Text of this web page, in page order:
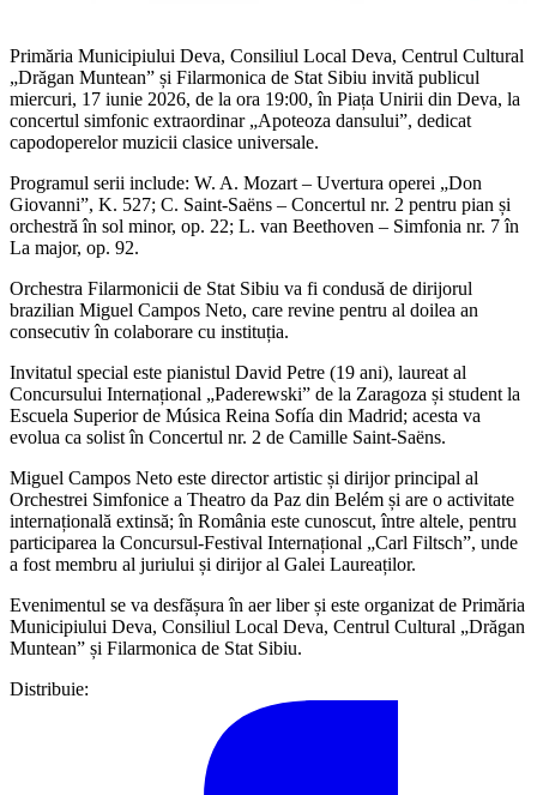
Primăria Municipiului Deva, Consiliul Local Deva, Centrul Cultural
„Drăgan Muntean” și Filarmonica de Stat Sibiu invită publicul
miercuri, 17 iunie 2026, de la ora 19:00, în Piața Unirii din Deva, la
concertul simfonic extraordinar „Apoteoza dansului”, dedicat
capodoperelor muzicii clasice universale.
Programul serii include: W. A. Mozart – Uvertura operei „Don
Giovanni”, K. 527; C. Saint‑Saëns – Concertul nr. 2 pentru pian și
orchestră în sol minor, op. 22; L. van Beethoven – Simfonia nr. 7 în
La major, op. 92.
Orchestra Filarmonicii de Stat Sibiu va fi condusă de dirijorul
brazilian Miguel Campos Neto, care revine pentru al doilea an
consecutiv în colaborare cu instituția.
Invitatul special este pianistul David Petre (19 ani), laureat al
Concursului Internațional „Paderewski” de la Zaragoza și student la
Escuela Superior de Música Reina Sofía din Madrid; acesta va
evolua ca solist în Concertul nr. 2 de Camille Saint‑Saëns.
Miguel Campos Neto este director artistic și dirijor principal al
Orchestrei Simfonice a Theatro da Paz din Belém și are o activitate
internațională extinsă; în România este cunoscut, între altele, pentru
participarea la Concursul‑Festival Internațional „Carl Filtsch”, unde
a fost membru al juriului și dirijor al Galei Laureaților.
Evenimentul se va desfășura în aer liber și este organizat de Primăria
Municipiului Deva, Consiliul Local Deva, Centrul Cultural „Drăgan
Muntean” și Filarmonica de Stat Sibiu.
Distribuie: